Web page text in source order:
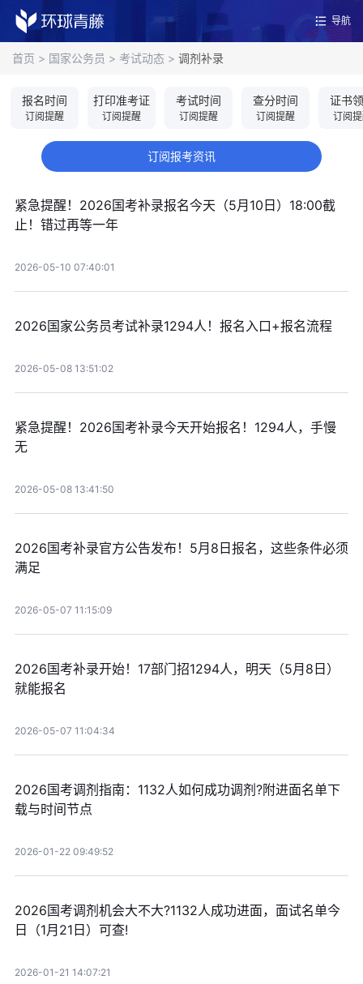
导航
首页 > 国家公务员 > 考试动态 > 调剂补录
报名时间
订阅提醒
打印准考证
订阅提醒
考试时间
订阅提醒
查分时间
订阅提醒
证书
订阅
订阅报考资讯
紧急提醒！2026国考补录报名今天（5月10日）18:00截
止！错过再等一年
2026-05-10 07:40:01
2026国家公务员考试补录1294人！报名入口+报名流程
2026-05-08 13:51:02
紧急提醒！2026国考补录今天开始报名！1294人，手慢
无
2026-05-08 13:41:50
2026国考补录官方公告发布！5月8日报名，这些条件必须
满足
2026-05-07 11:15:09
2026国考补录开始！17部门招1294人，明天（5月8日）
就能报名
2026-05-07 11:04:34
2026国考调剂指南：1132人如何成功调剂?附进面名单下
载与时间节点
2026-01-22 09:49:52
2026国考调剂机会大不大?1132人成功进面，面试名单今
日（1月21日）可查!
2026-01-21 14:07:21